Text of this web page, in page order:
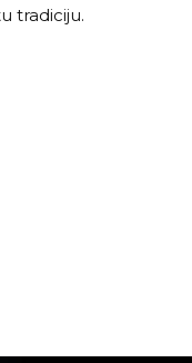
tradiciju.